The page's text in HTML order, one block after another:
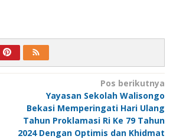
Pos berikutnya
Yayasan Sekolah Walisongo
Bekasi Memperingati Hari Ulang
Tahun Proklamasi Ri Ke 79 Tahun
2024 Dengan Optimis dan Khidmat